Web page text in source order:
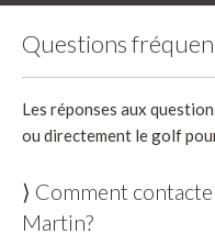
Questions
Les réponses aux
ou directement le golf
⟩ Comment
Martin?